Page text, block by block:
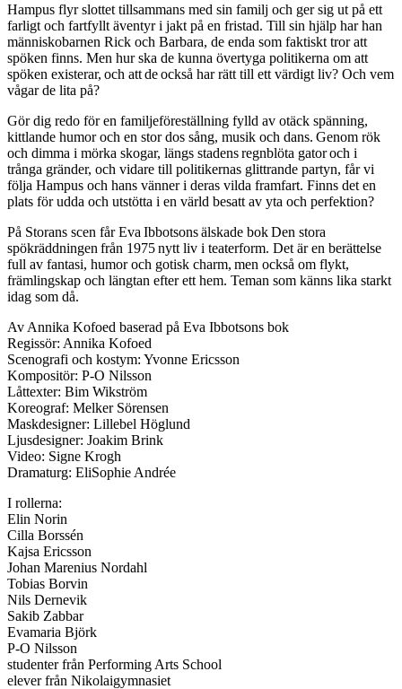
Hampus flyr slottet tillsammans med sin familj och ger sig ut på ett
farligt och fartfyllt äventyr i jakt på en fristad. Till sin hjälp har han
människobarnen Rick och Barbara, de enda som faktiskt tror att
spöken finns. Men hur ska de kunna övertyga politikerna om att
spöken existerar, och att de också har rätt till ett värdigt liv? Och vem
vågar de lita på?
Gör dig redo för en familjeföreställning fylld av otäck spänning,
kittlande humor och en stor dos sång, musik och dans. Genom rök
och dimma i mörka skogar, längs stadens regnblöta gator och i
trånga gränder, och vidare till politikernas glittrande partyn, får vi
följa Hampus och hans vänner i deras vilda framfart. Finns det en
plats för udda och utstötta i en värld besatt av yta och perfektion?
På Storans scen får Eva Ibbotsons älskade bok Den stora
spökräddningen från 1975 nytt liv i teaterform. Det är en berättelse
full av fantasi, humor och gotisk charm, men också om flykt,
främlingskap och längtan efter ett hem. Teman som känns lika starkt
idag som då.
Av Annika Kofoed baserad på Eva Ibbotsons bok
Regissör: Annika Kofoed
Scenografi och kostym: Yvonne Ericsson
Kompositör: P-O Nilsson
Låttexter: Bim Wikström
Koreograf: Melker Sörensen
Maskdesigner: Lillebel Höglund
Ljusdesigner: Joakim Brink
Video: Signe Krogh
Dramaturg: EliSophie Andrée
I rollerna:
Elin Norin
Cilla Borssén
Kajsa Ericsson
Johan Marenius Nordahl
Tobias Borvin
Nils Dernevik
Sakib Zabbar
Evamaria Björk
P-O Nilsson
studenter från Performing Arts School
elever från Nikolaigymnasiet